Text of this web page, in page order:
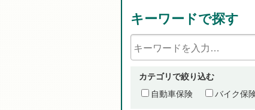
キーワードで探す
カテゴリで絞り込む
自動車保険
バイク保